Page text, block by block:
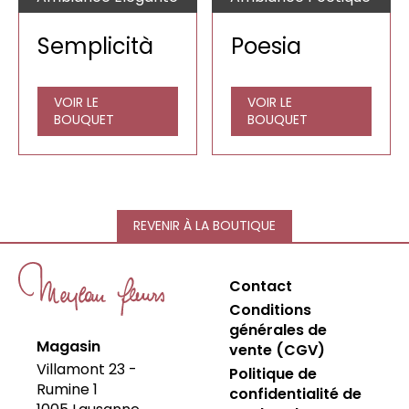
Semplicità
VOIR LE
BOUQUET
Poesia
VOIR LE
BOUQUET
REVENIR À LA BOUTIQUE
Magasin
Villamont 23 -
Rumine 1
Contact
Conditions
générales de
vente (CGV)
Politique de
confidentialité de